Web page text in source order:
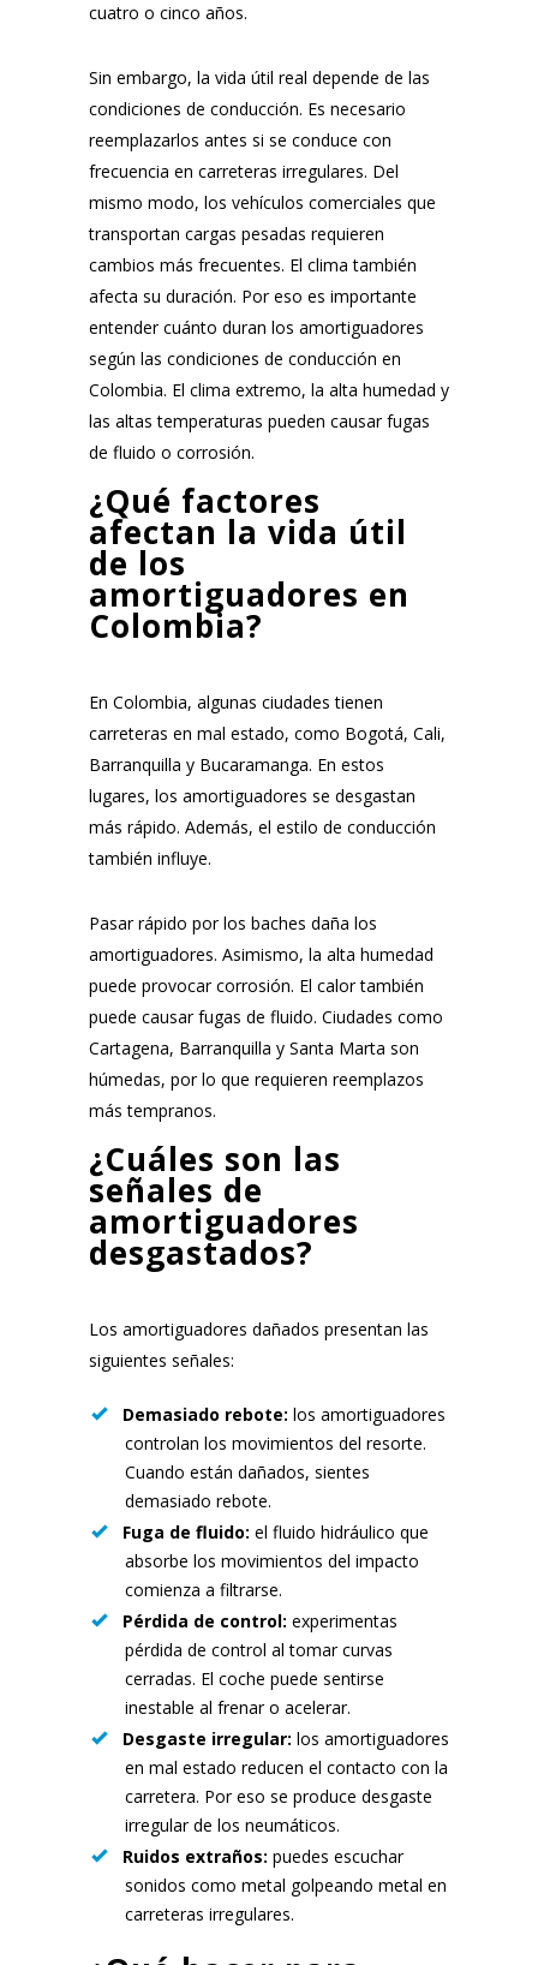
cuatro o cinco años.
Sin embargo, la vida útil real depende de las
condiciones de conducción. Es necesario
reemplazarlos antes si se conduce con
frecuencia en carreteras irregulares. Del
mismo modo, los vehículos comerciales que
transportan cargas pesadas requieren
cambios más frecuentes. El clima también
afecta su duración. Por eso es importante
entender cuánto duran los amortiguadores
según las condiciones de conducción en
Colombia. El clima extremo, la alta humedad y
las altas temperaturas pueden causar fugas
de fluido o corrosión.
¿Qué factores
afectan la vida útil
de los
amortiguadores en
Colombia?
En Colombia, algunas ciudades tienen
carreteras en mal estado, como Bogotá, Cali,
Barranquilla y Bucaramanga. En estos
lugares, los amortiguadores se desgastan
más rápido. Además, el estilo de conducción
también influye.
Pasar rápido por los baches daña los
amortiguadores. Asimismo, la alta humedad
puede provocar corrosión. El calor también
puede causar fugas de fluido. Ciudades como
Cartagena, Barranquilla y Santa Marta son
húmedas, por lo que requieren reemplazos
más tempranos.
¿Cuáles son las
señales de
amortiguadores
desgastados?
Los amortiguadores dañados presentan las
siguientes señales:
Demasiado rebote: los amortiguadores
controlan los movimientos del resorte.
Cuando están dañados, sientes
demasiado rebote.
Fuga de fluido: el fluido hidráulico que
absorbe los movimientos del impacto
comienza a filtrarse.
Pérdida de control: experimentas
pérdida de control al tomar curvas
cerradas. El coche puede sentirse
inestable al frenar o acelerar.
Desgaste irregular: los amortiguadores
en mal estado reducen el contacto con la
carretera. Por eso se produce desgaste
irregular de los neumáticos.
Ruidos extraños: puedes escuchar
sonidos como metal golpeando metal en
carreteras irregulares.